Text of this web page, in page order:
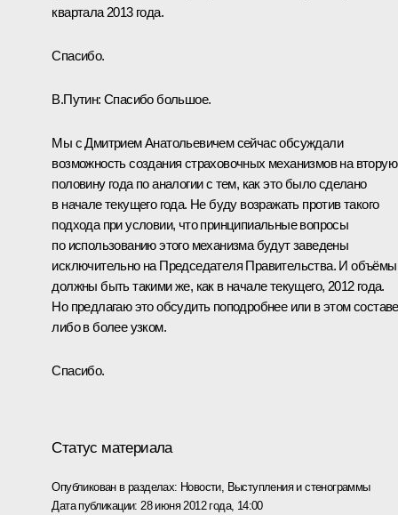
квартала 2013 года.
Спасибо.
В.Путин: Спасибо большое.
Мы с Дмитрием Анатольевичем сейчас обсуждали
возможность создания страховочных механизмов на вторую
половину года по аналогии с тем, как это было сделано
в начале текущего года. Не буду возражать против такого
подхода при условии, что принципиальные вопросы
по использованию этого механизма будут заведены
исключительно на Председателя Правительства. И объёмы
должны быть такими же, как в начале текущего, 2012 года.
Но предлагаю это обсудить поподробнее или в этом
либо в более узком.
Спасибо.
Статус материала
Опубликован в разделах: Новости, Выступления и стенограммы
Дата публикации: 28 июня 2012 года, 14:00